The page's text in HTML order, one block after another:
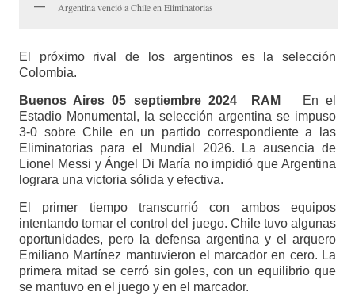
Argentina venció a Chile en Eliminatorias
El próximo rival de los argentinos es la selección
Colombia.
Buenos Aires 05 septiembre 2024_ RAM _
En el
Estadio Monumental, la selección argentina se impuso
3-0 sobre Chile en un partido correspondiente a las
Eliminatorias para el Mundial 2026. La ausencia de
Lionel Messi y Ángel Di María no impidió que Argentina
lograra una victoria sólida y efectiva.
El primer tiempo transcurrió con ambos equipos
intentando tomar el control del juego. Chile tuvo algunas
oportunidades, pero la defensa argentina y el arquero
Emiliano Martínez mantuvieron el marcador en cero. La
primera mitad se cerró sin goles, con un equilibrio que
se mantuvo en el juego y en el marcador.